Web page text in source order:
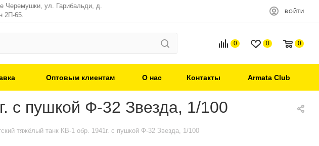
Черемушки, ул. Гарибальди, д.
2П-65.
ВОЙТИ
0 0 0
Оптовым клиентам О нас Контакты Armata Club
с пушкой Ф-32 Звезда, 1/100
тяжёлый танк КВ-1 обр. 1941г. с пушкой Ф-32 Звезда, 1/100